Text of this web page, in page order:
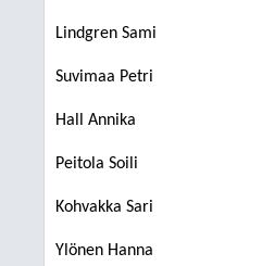
Lindgren Sami
Suvimaa Petri
Hall Annika
Peitola Soili
Kohvakka Sari
Ylönen Hanna